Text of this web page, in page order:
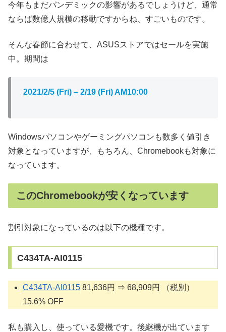
今年もまだパンデミックの影響があるでしょうけど、通常
ならば数億人規模の移動ですからね、すごいものです。
そんな春節に合わせて、ASUSストアではセールを実施
中。期間は
2021/2/5 (Fri) – 2/19 (Fri) AM10:00
Windowsパソコンやゲーミングパソコンも数多く値引き
対象となっていますが、もちろん、Chromebookも対象に
なっています。
このChromebookが安くなっています
割引対象になっているのは以下の機種です。
C434TA-AI0115
C434TA-AI0115 81,636円 ⇒ 68,909円 （税別）
15.6% OFF
私も購入し、使っている愛機です。後継機が出ています